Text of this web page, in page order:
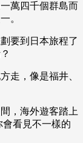
萬四千個群島而
。
要到日本旅程了
走，像是福井、
，海外遊客踏上
看見不一樣的